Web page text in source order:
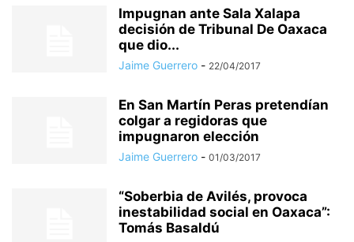
Impugnan ante Sala Xalapa
decisión de Tribunal De Oaxaca
que dio...
Jaime Guerrero - 22/04/2017
En San Martín Peras pretendían
colgar a regidoras que
impugnaron elección
Jaime Guerrero - 01/03/2017
“Soberbia de Avilés, provoca
inestabilidad social en Oaxaca”:
Tomás Basaldú